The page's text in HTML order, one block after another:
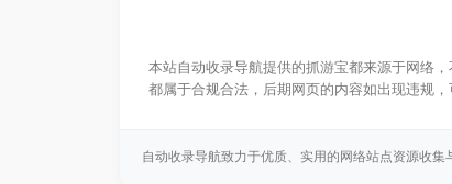
本站自动收录导航提供的抓游宝都来源于网络
都属于合规合法，后期网页的内容如出现违规
自动收录导航致力于优质、实用的网络站点资源收集